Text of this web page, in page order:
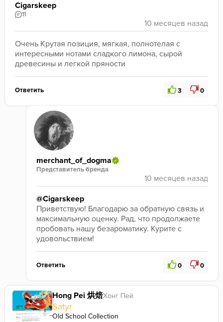
Cigarskeep
11
Очень Крутая позиция, мягкая, полнотелая с
интересными нотами сладкого лимона, сырой
древесины и легкой пряности
Ответить 3 0
merchant_of_dogma
Представитель бренда
@Cigarskeep
Приветствую! Благодарю за обратную связь и
максимальную оценку. Рад, что продолжаете
пробовать нашу безароматику. Курите с
удовольствием!
Ответить 0 0
Hong Pei 烘焙Хонг Пей
Satyr
Old School Collection